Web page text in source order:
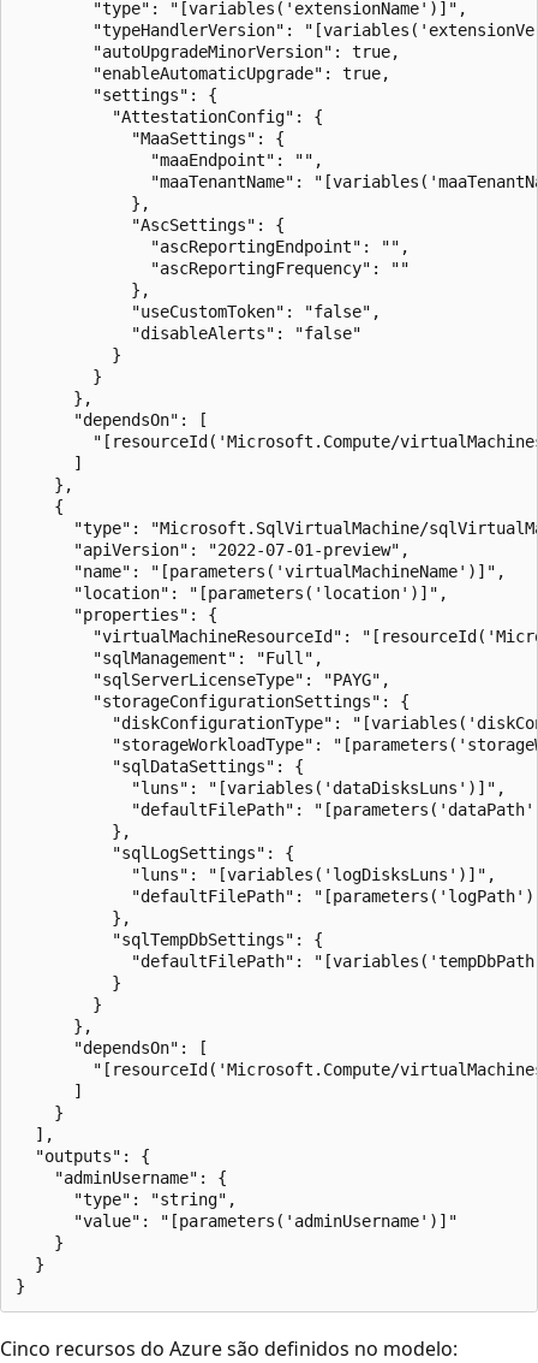
Cinco recursos do Azure são definidos no modelo: